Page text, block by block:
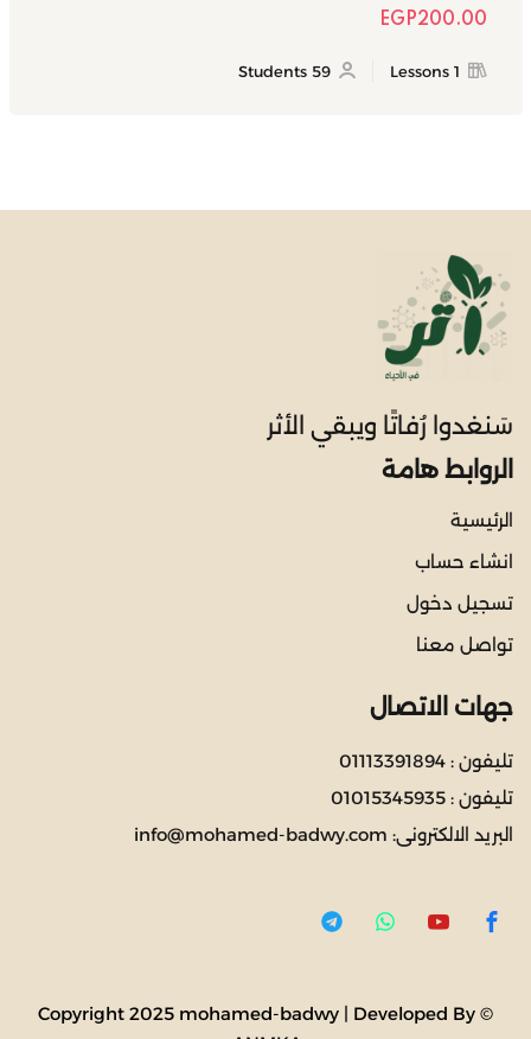
EGP200.00
1 Lessons
59 Students
سَنغدوا رُفاتًا ويبقي الأثر
الروابط هامة
الرئيسية
انشاء حساب
تسجيل دخول
تواصل معنا
جهات الاتصال
تليفون : 01113391894
تليفون : 01015345935
البريد الالكترونى: info@mohamed-badwy.com
© Copyright 2025 mohamed-badwy | Developed By